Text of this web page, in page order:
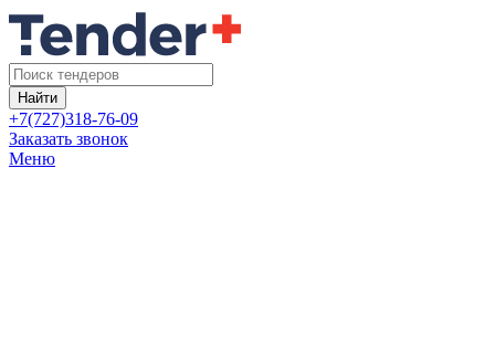
Найти
+7(727)318-76-09
Заказать звонок
Меню